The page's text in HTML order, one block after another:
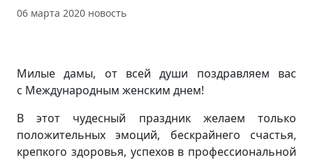
06 марта 2020 новость
Милые дамы, от всей души поздравляем вас
с Международным женским днем!
В этот чудесный праздник желаем только
положительных эмоций, бескрайнего счастья,
крепкого здоровья, успехов в профессиональной